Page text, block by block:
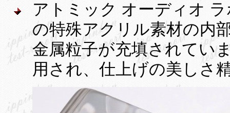
アトミック オーディオ
の特殊アクリル素材の内
金属粒子が充填されてい
用され、仕上げの美しさ